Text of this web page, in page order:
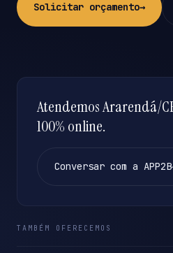
Solicitar orçamento→
Atendemos Ararendá/
100% online.
Conversar com a APP2B
TAMBÉM OFERECEMOS